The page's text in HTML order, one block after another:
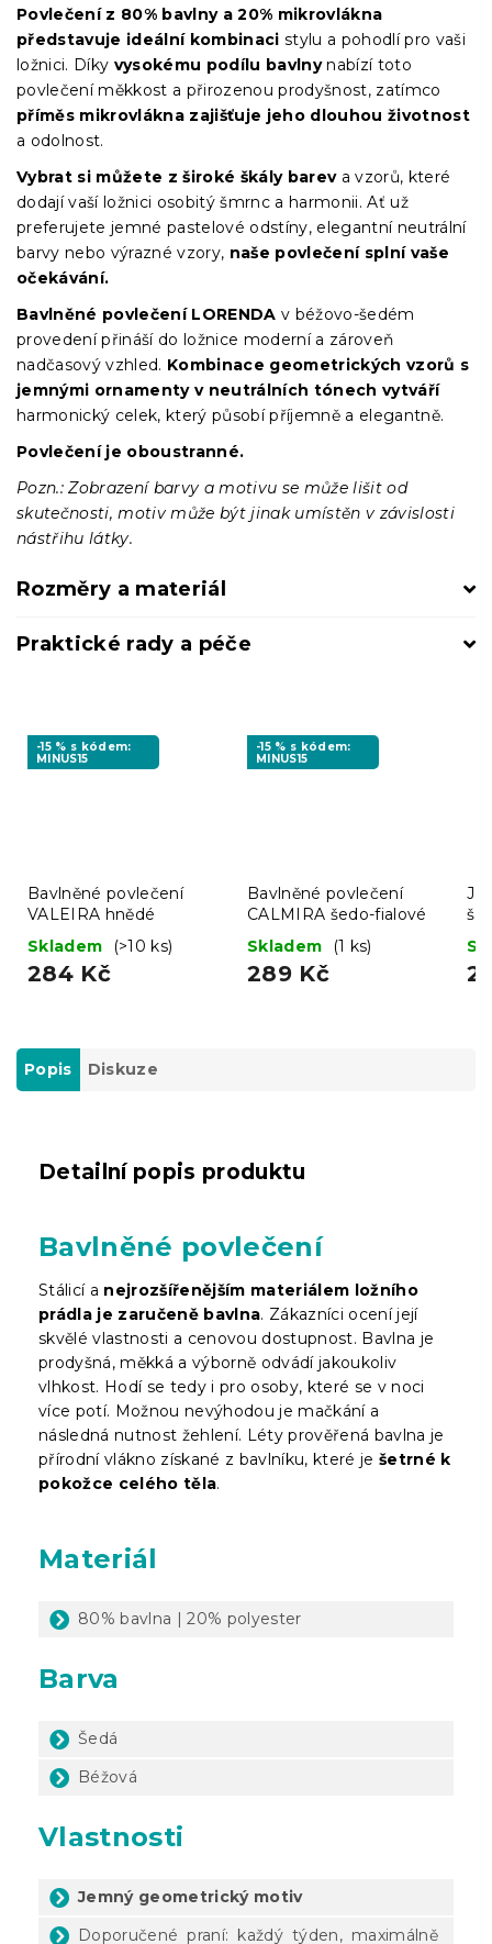
Povlečení z 80% bavlny a 20% mikrovlákna
představuje ideální kombinaci stylu a pohodlí pro vaši
ložnici. Díky vysokému podílu bavlnynabízí toto
povlečení měkkost a přirozenou prodyšnost, zatímco
příměs mikrovlákna zajišťuje jeho dlouhou životnost
a odolnost.
Vybrat si můžete z široké škály bareva vzorů, které
dodají vaší ložnici osobitý šmrnc a harmonii. Ať už
preferujete jemné pastelové odstíny, elegantní neutrální
barvy nebo výrazné vzory, naše povlečení splní vaše
očekávání.
Bavlněné povlečení LORENDA v béžovo-šedém
provedení přináší do ložnice moderní a zároveň
nadčasový vzhled. Kombinace geometrických vzorů s
jemnými ornamenty v neutrálních tónech vytváří
harmonický celek, který působí příjemně a elegantně.
Povlečení je oboustranné.
Pozn.: Zobrazení barvy a motivu se může lišit od
skutečnosti, motiv může být jinak umístěn v závislosti
nástřihu látky.
Rozměry a materiál
Praktické rady a péče
-15 % s kódem:
MINUS15
Bavlněné povlečení
VALEIRA hnědé
Skladem
(>10 ks)
284 Kč
-15 % s kódem:
MINUS15
Bavlněné povlečení
CALMIRA šedo-fialové
Skladem
(1 ks)
289 Kč
Popis Diskuze
Detailní popis produktu
Bavlněné povlečení
Stálicí a nejrozšířenějším materiálem ložního
prádla je zaručeně bavlna. Zákazníci ocení její
skvělé vlastnosti a cenovou dostupnost. Bavlna je
prodyšná, měkká a výborně odvádí jakoukoliv
vlhkost. Hodí se tedy i pro osoby, které se v noci
více potí. Možnou nevýhodou je mačkání a
následná nutnost žehlení. Léty prověřená bavlna je
přírodní vlákno získané z bavlníku, které je šetrné k
pokožce celého těla.
Materiál
80% bavlna | 20% polyester
Barva
Šedá
Béžová
Vlastnosti
Jemný geometrický motiv
Doporučené praní: každý týden, maximálně